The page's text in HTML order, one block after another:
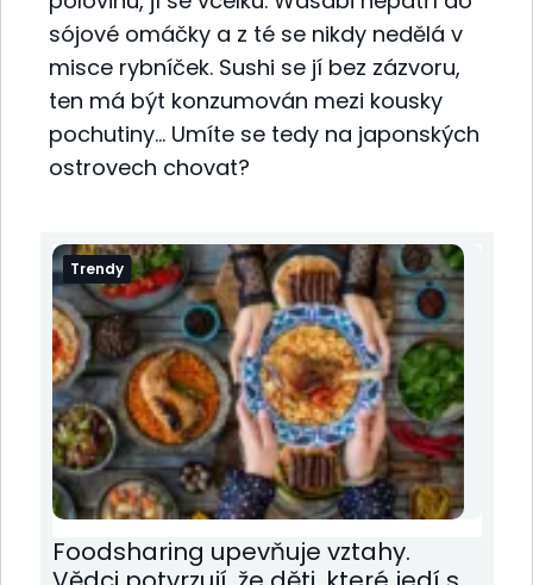
sójové omáčky a z té se nikdy nedělá v
misce rybníček. Sushi se jí bez zázvoru,
ten má být konzumován mezi kousky
pochutiny… Umíte se tedy na japonských
ostrovech chovat?
Trendy
Foodsharing upevňuje vztahy.